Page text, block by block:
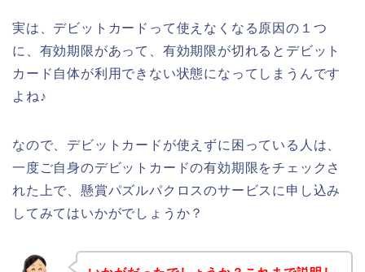
実は、デビットカードって使えなくなる原因の１つ
に、有効期限があって、有効期限が切れるとデビット
カード自体が利用できない状態になってしまうんです
よね♪
なので、デビットカードが使えずに困っている人は、
一度ご自身のデビットカードの有効期限をチェックさ
れた上で、懸賞パズルパクロスのサービスに申し込み
してみてはいかがでしょうか？